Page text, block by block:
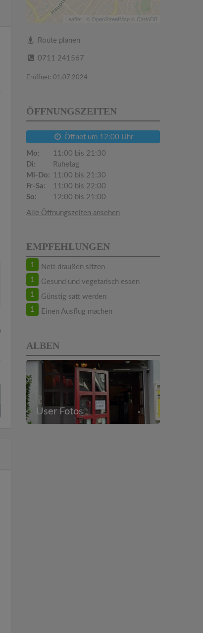
Leaflet | © OpenStreetMap © CartoDB
Route planen
0711 241567
Eröffnet: 01.07.2024
ÖFFNUNGSZEITEN
Öffnet um 12:00 Uhr
Mo:
11:00 bis 21:30
Di:
Ruhetag
Mi-Do: 11:00 bis 21:30
Fr-Sa:
11:00 bis 22:00
So:
12:00 bis 21:00
Alle Öffnungszeiten ansehen
EMPFEHLUNGEN
1 Nett draußen sitzen
1 Gesund und vegetarisch essen
1 Günstig satt werden
1 Einen Ausflug machen
ALBEN
User Fotos